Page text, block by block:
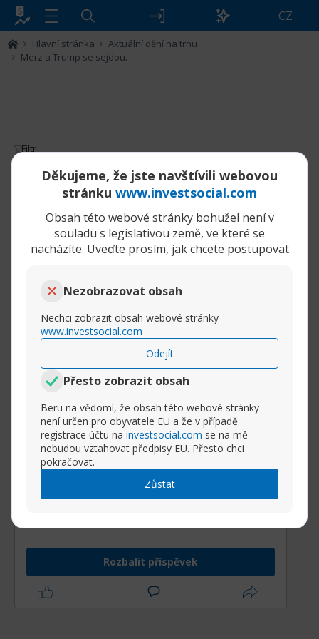
CZ
Hlavní stránka
Aktuální dění na trhu
Merz a Trump se sejdou.
Děkujeme, že jste navštívili webovou
stránku www.investsocial.com
Obsah této webové stránky bohužel není v
souladu s legislativou země, ve které se
nacházíte. Uveďte prosím, jak chcete postupovat
Nezobrazovat obsah
Nechci zobrazit obsah webové stránky
www.investsocial.com
Odejít
Přesto zobrazit obsah
Beru na vědomí, že obsah této webové stránky
není určen pro obyvatele EU a že v případě
registrace účtu na investsocial.com se na mě
nebudou vztahovat předpisy EU. Přesto chci
pokračovat.
Zůstat
Filtr
Merz a Trump se sejdou.
Merz a Trump se sejdou.
tamara
Senior člen
Friedrich Merz se na
inaugurační cestě setká s
Trumpem v Oválné pracovně.
Friedrich Merz dnes (ve čtvrtek) poprvé
bude jednat tváří v tvář s americkým
na které půjde o hodně, protože Evropa se
snaží odvrátit hrozící americká cla a udržet
Rozbalit příspěvek